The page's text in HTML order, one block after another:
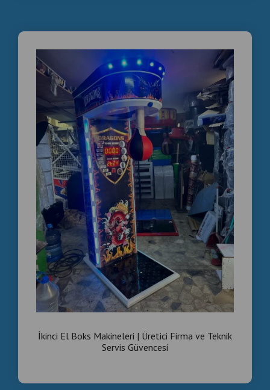
İkinci El Boks Makineleri | Üretici Firma ve Teknik
Servis Güvencesi